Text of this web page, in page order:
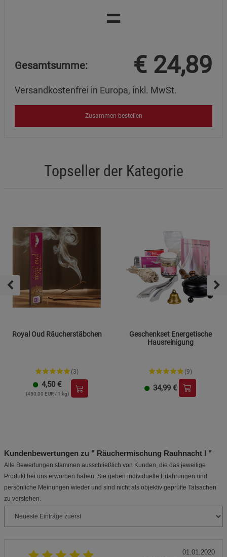
=
Gesamtsumme: € 24,89
Versandkostenfrei in Europa, inkl. MwSt.
Zusammen bestellen
Topseller der Kategorie
Royal Oud Räucherstäbchen
(3)
4,50 €
(450,00 EUR / 1 kg)
Geschenkset Energetische
Hausreinigung
(9)
34,99 €
Kundenbewertungen zu " Räuchermischung Rauhnacht I "
Alle Bewertungen stammen ausschließlich von Kunden, die das jeweilige
Produkt bei uns erworben haben. Sie geben individuelle Erfahrungen und
persönliche Meinungen wieder und sind nicht als objektiv geprüfte Tatsachen
zu verstehen.
01.01.2020
Cookie-Informationen
Marketing Cookies (3) Marketing Cookies
Beschreibung Marketing Cookies
Cookie-Informationen anzeigen